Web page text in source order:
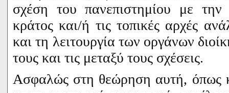
σχέση του πανεπιστημίου με την
κράτος και/ή τις τοπικές αρχές
και τη λειτουργία των οργάνων
τους και τις μεταξύ τους σχέσεις.
Ασφαλώς στη θεώρηση αυτή, όπως